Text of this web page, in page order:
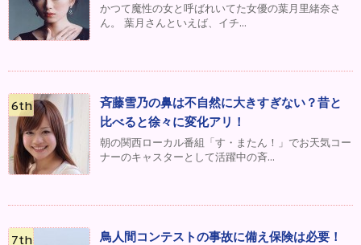
かつて魔性の女と呼ばれいてた女優の葉月里緒奈さ
ん。 葉月さんといえば、イチ...
斉藤雪乃の鼻は不自然に大きすぎない？昔と
比べると徐々に変化アリ！
朝の関西ローカル番組「す・またん！」でお天気コー
ナーのキャスターとして活躍中の斉...
鳥人間コンテストの事故に備え保険は必要！